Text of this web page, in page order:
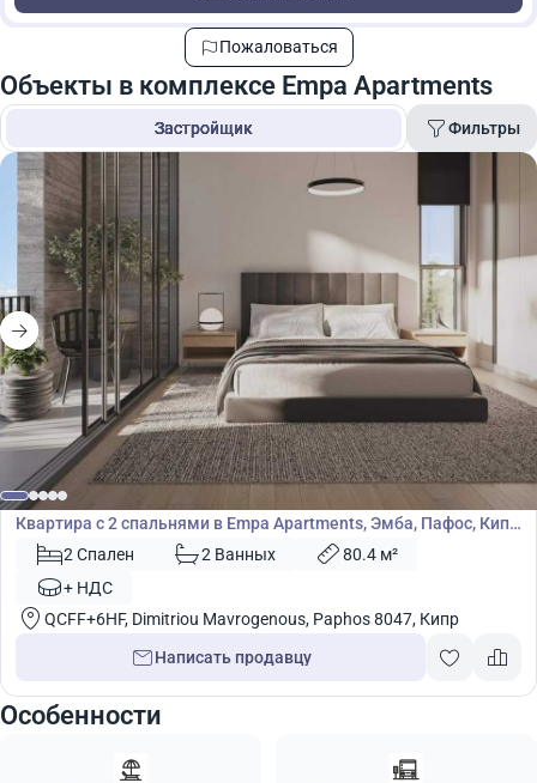
Пожаловаться
Объекты в комплексе Empa Apartments
Застройщик Фильтры
Площадь
Цена
Поиск
€355 000
Квартира
Квартира с 2 спальнями в Empa Apartments, Эмба, Пафос, Кипр
№ 508022 Спален 2 Ванных
80.4 м²
+ НДС
QCFF+6HF, Dimitriou Mavrogenous, Paphos 8047, Кипр
Написать продавцу
Особенности